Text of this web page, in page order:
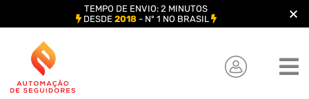
content
TEMPO DE ENVIO: 2 MINUTOS
DESDE 2018- Nº 1 NO BRASIL